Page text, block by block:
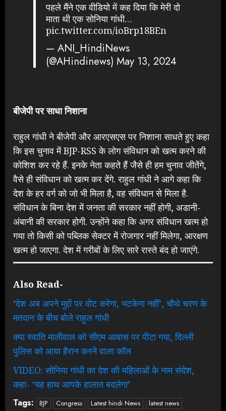
पहले मैंने एक वीडियो में कह दिया कि मेरी दो
माता थी एक सोनिया गांधी…
pic.twitter.com/ioBrp18BEn
— ANI_HindiNews
(@AHindinews)May 13, 2024
बीजेपी पर साधा निशाना
राहुल गांधी ने बीजेपी और आरएसएस पर निशाना साधते हुए कहा
कि इस चुनाव में BJP-RSS के लोग संविधान को खत्म करने की
कोशिश कर रहे हैं. इनके नेता कहते हैं जैसे ही हम चुनाव जीतेंगे,
वैसे ही संविधान को खत्म कर देंगे. राहुल गांधी ने आगे कहा कि
देश के हर वर्ग को जो भी मिला है, वह संविधान से मिला है.
संविधान के बिना देश में जनता की सरकार नहीं होगी, अडानी-
अंबानी की सरकार होगी. उन्होंने कहा कि अगर संविधान खत्म हो
गया तो किसी को पब्लिक सेक्टर में रोजगार नहीं मिलेगा, आरक्षण
खत्म हो जाएगा. देश में गरीबों के लिए सारे रास्ते बंद हो जाएंगे.
Also Read-
‘देश अब अपने मुद्दों पर वोट करेगा, भटकेगा नहीं’, चौथे चरण के
मतदान के बीच बोले राहुल गांधी
क्या स्वाति मालीवाल को सीएम आवास पर पीटा गया, दिल्ली
पुलिस को आया हैरान करने वाला कॉल
VIDEO: सोनिया गांधी का देश की महिलाओं के नाम संदेश,
कहा- ‘यह हाथ आपके हालात बदलेगा’
Tags: BJP Congress Latest hindi News
latest news